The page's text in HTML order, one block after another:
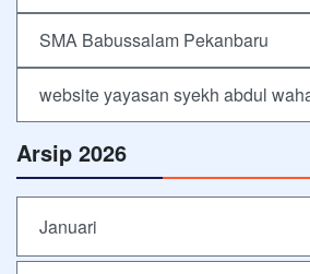
SMA Babussalam Pekanbaru
website yayasan syekh abdul
Arsip 2026
Januari